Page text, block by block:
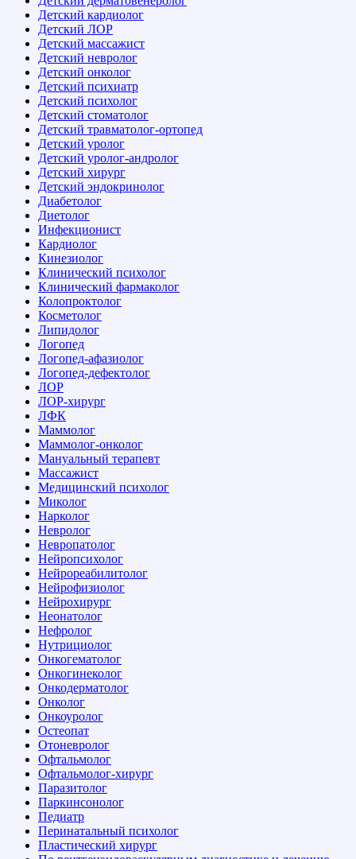
Детский кардиолог
Детский ЛОР
Детский массажист
Детский невролог
Детский онколог
Детский психиатр
Детский психолог
Детский стоматолог
Детский травматолог-ортопед
Детский уролог
Детский уролог-андролог
Детский хирург
Детский эндокринолог
Диабетолог
Диетолог
Инфекционист
Кардиолог
Кинезиолог
Клинический психолог
Клинический фармаколог
Колопроктолог
Косметолог
Липидолог
Логопед
Логопед-афазиолог
Логопед-дефектолог
ЛОР
ЛОР-хирург
ЛФК
Маммолог
Маммолог-онколог
Мануальный терапевт
Массажист
Медицинский психолог
Миколог
Нарколог
Невролог
Невропатолог
Нейропсихолог
Нейрореабилитолог
Нейрофизиолог
Нейрохирург
Неонатолог
Нефролог
Нутрициолог
Онкогематолог
Онкогинеколог
Онкодерматолог
Онколог
Онкоуролог
Остеопат
Отоневролог
Офтальмолог
Офтальмолог-хирург
Паразитолог
Паркинсонолог
Педиатр
Перинатальный психолог
Пластический хирург